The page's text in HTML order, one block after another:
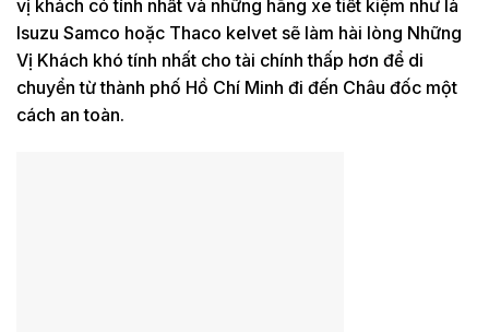
vị khách có tính nhất và những hãng xe tiết kiệm như là
Isuzu Samco hoặc Thaco kelvet sẽ làm hài lòng Những
Vị Khách khó tính nhất cho tài chính thấp hơn để di
chuyển từ thành phố Hồ Chí Minh đi đến Châu đốc một
cách an toàn.